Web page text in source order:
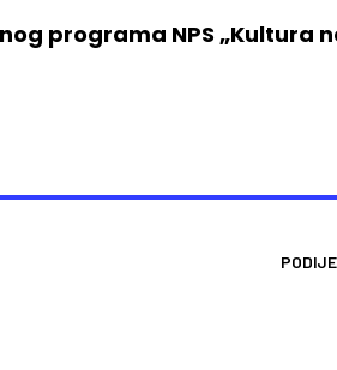
programa NPS „Kultura